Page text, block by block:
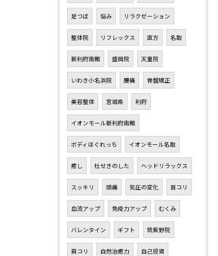
足つぼ 悩み リラクゼーション
整体院 リフレックス 直方 名取
新利府南館 盛岡院 天童院
いわき小名浜院 腰痛 骨盤矯正
美容整体 宮城県 利府
イオンモール新利府南館
ボディほぐれっち イオンモール名取
癒し 杜せきのした ヘッドリラックス
スッキリ 頭痛 気圧の変化 首コリ
血流アップ 免疫力アップ むくみ
バレンタイン ギフト 筑紫野院
肩コリ 自然治癒力 自己投資